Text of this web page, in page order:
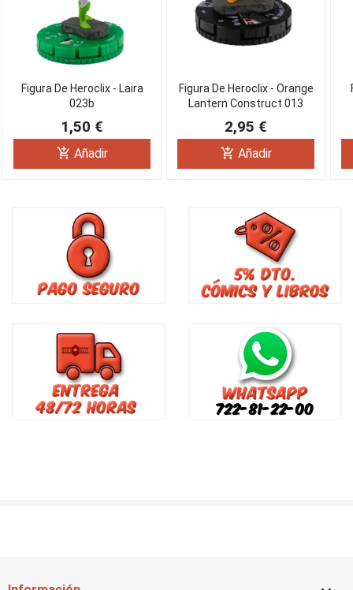
Figura De Heroclix - Laira
023b
1,50 €
add_shopping_cart Añadir
Figura De Heroclix - Orange
Lantern Construct 013
2,95 €
add_shopping_cart Añadir